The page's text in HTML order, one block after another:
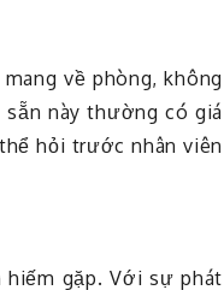
về phòng, không
này thường có giá
hỏi trước nhân viên
hiếm gặp. Với sự phát